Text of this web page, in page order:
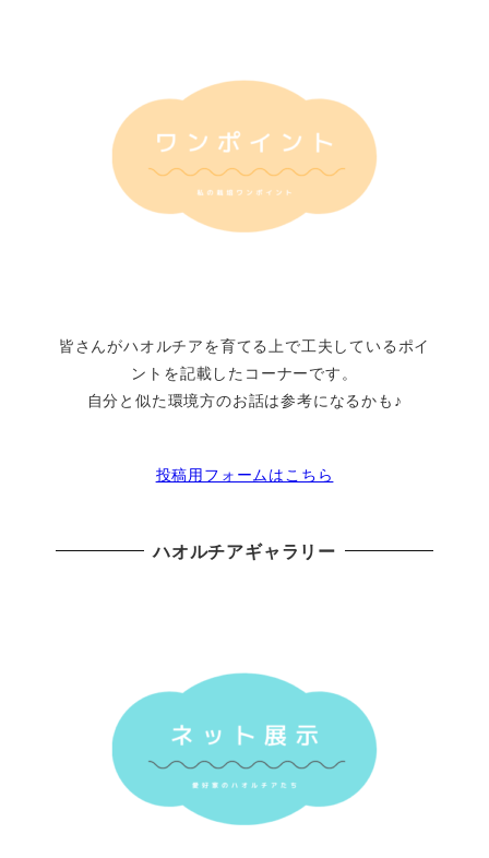
皆さんがハオルチアを育てる上で工夫しているポイ
ントを記載したコーナーです。
自分と似た環境方のお話は参考になるかも♪
投稿用フォームはこちら
ハオルチアギャラリー